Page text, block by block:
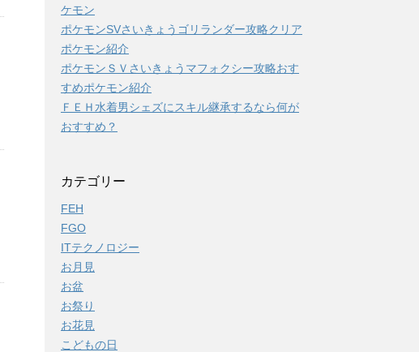
ケモン
ポケモンSVさいきょうゴリランダー攻略クリア
ポケモン紹介
ポケモンＳＶさいきょうマフォクシー攻略おす
すめポケモン紹介
ＦＥＨ水着男シェズにスキル継承するなら何が
おすすめ？
カテゴリー
FEH
FGO
ITテクノロジー
お月見
お盆
お祭り
お花見
こどもの日